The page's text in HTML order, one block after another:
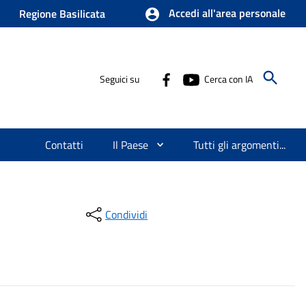
Regione Basilicata Accedi all'area personale
Seguici su Cerca con IA
Contatti Il Paese Tutti gli argomenti...
Condividi